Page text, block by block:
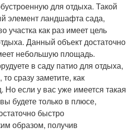
для отдыха. Такой
элемент ландшафта сада,
участка как раз имеет цель
Данный объект достаточно
небольшую площадь.
в саду патио для отдыха,
сразу заметите, как
Но если у вас уже имеется такая
будете только в плюсе,
быстро
образом, получив